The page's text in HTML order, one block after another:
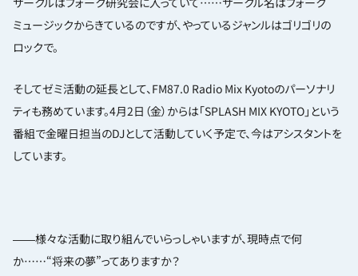
ミュージックからきているのですが、やっているジャンルはゴリゴリの
ロックで。
そしてゼミ活動の延長として、FM87.0 Radio Mix Kyotoのパーソナリ
ティも務めています。4月2日（金）からは「SPLASH MIX KYOTO」という
番組で金曜日担当のDJとして活動していく予定で、今はアシスタントを
しています。
――様々な活動に取り組んでいらっしゃいますが、現時点で何
か……“将来の夢”ってありますか？